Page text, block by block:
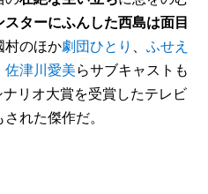
ターにふんした西島は面目
村のほか劇団ひとり 、 ふせえ
佐津川愛美らサブキャストも
リオ大賞を受賞したテレビ
れた傑作だ。